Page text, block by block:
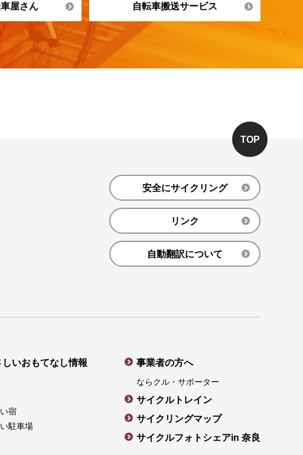
屋さん 自転車搬送サービス
安全にサイクリング
リンク
自動翻訳について
いおもてなし情報
宿
駐車場
事業者の方へ
ならクル・サポーター
サイクルトレイン
サイクリングマップ
サイクルフォトシェアin 奈良
TOP